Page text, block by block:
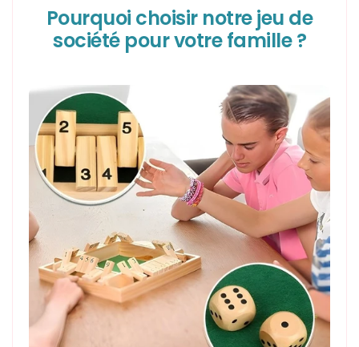
Pourquoi choisir notre jeu de
société pour votre famille ?